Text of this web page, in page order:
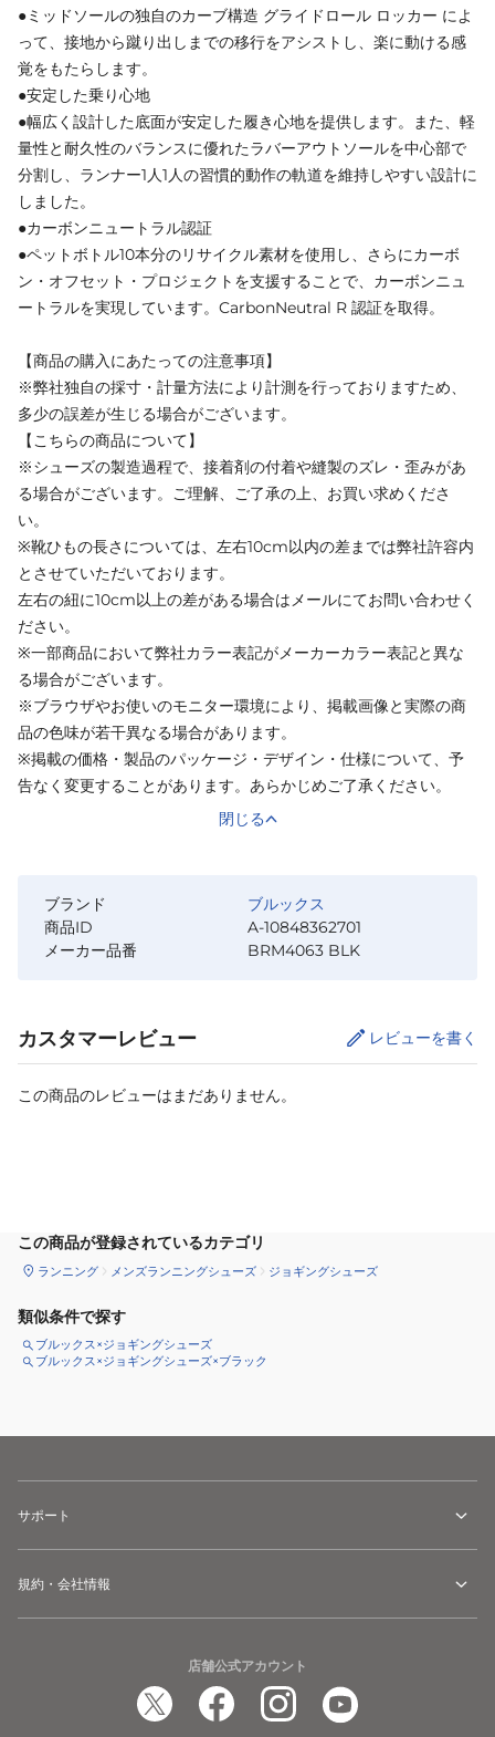
●ミッドソールの独自のカーブ構造 グライドロール ロッカー によ
って、接地から蹴り出しまでの移行をアシストし、楽に動ける感
覚をもたらします。
●安定した乗り心地
●幅広く設計した底面が安定した履き心地を提供します。また、軽
量性と耐久性のバランスに優れたラバーアウトソールを中心部で
分割し、ランナー1人1人の習慣的動作の軌道を維持しやすい設計に
しました。
●カーボンニュートラル認証
●ペットボトル10本分のリサイクル素材を使用し、さらにカーボ
ン・オフセット・プロジェクトを支援することで、カーボンニュ
ートラルを実現しています。CarbonNeutral R 認証を取得。
【商品の購入にあたっての注意事項】
※弊社独自の採寸・計量方法により計測を行っておりますため、
多少の誤差が生じる場合がございます。
【こちらの商品について】
※シューズの製造過程で、接着剤の付着や縫製のズレ・歪みがあ
る場合がございます。ご理解、ご了承の上、お買い求めくださ
い。
※靴ひもの長さについては、左右10cm以内の差までは弊社許容内
とさせていただいております。
左右の紐に10cm以上の差がある場合はメールにてお問い合わせく
ださい。
※一部商品において弊社カラー表記がメーカーカラー表記と異な
る場合がございます。
※ブラウザやお使いのモニター環境により、掲載画像と実際の商
品の色味が若干異なる場合があります。
※掲載の価格・製品のパッケージ・デザイン・仕様について、予
告なく変更することがあります。あらかじめご了承ください。
閉じる
ブランド
ブルックス
商品ID
A-10848362701
メーカー品番
BRM4063 BLK
カスタマーレビュー レビューを書く
この商品のレビューはまだありません。
この商品が登録されているカテゴリ
ランニング メンズランニングシューズ ジョギングシューズ
類似条件で探す
ブルックス×ジョギングシューズ
ブルックス×ジョギングシューズ×ブラック
サポート
規約・会社情報
店舗公式アカウント